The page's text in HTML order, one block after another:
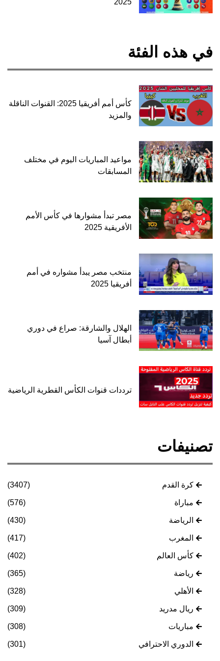
2025
في هذه الفئة
كأس أمم أفريقيا 2025: القنوات الناقلة
والمزيد
مواعيد المباريات اليوم في مختلف
المسابقات
مصر تبدأ مشوارها في كأس الأمم
الأفريقية 2025
منتخب مصر يبدأ مشواره في أمم
أفريقيا 2025
الهلال والشارقة: صراع في دوري
أبطال آسيا
ترددات قنوات الكأس القطرية الرياضية
تصنيفات
كرة القدم (3407)
مباراة (576)
الرياضة (430)
المغرب (417)
كأس العالم (402)
رياضة (365)
الأهلي (328)
ريال مدريد (309)
مباريات (308)
الدوري الاحترافي (301)